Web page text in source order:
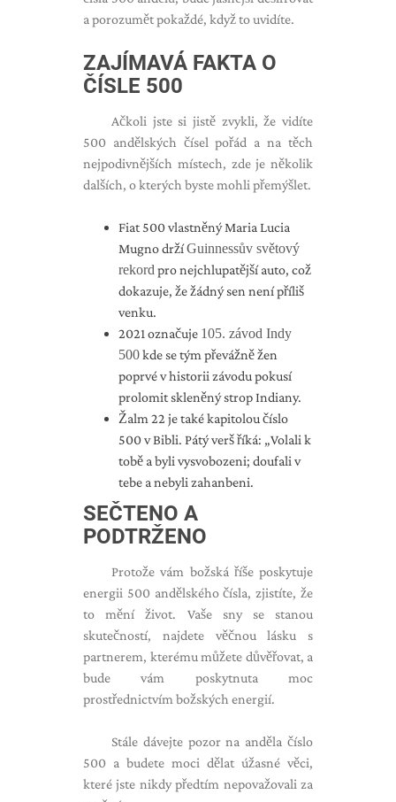
a porozumět pokaždé, když to uvidíte.
ZAJÍMAVÁ FAKTA O
ČÍSLE 500
Ačkoli jste si jistě zvykli, že vidíte
500 andělských čísel pořád a na těch
nejpodivnějších místech, zde je několik
dalších, o kterých byste mohli přemýšlet.
Fiat 500 vlastněný Maria Lucia
Mugno držíGuinnessův světový
rekord pro nejchlupatější auto, což
dokazuje, že žádný sen není příliš
venku.
2021 označuje 105. závod Indy
500kde se tým převážně žen
poprvé v historii závodu pokusí
prolomit skleněný strop Indiany.
Žalm 22 je také kapitolou číslo
500 v Bibli. Pátý verš říká: „Volali k
tobě a byli vysvobozeni; doufali v
tebe a nebyli zahanbeni.
SEČTENO A
PODTRŽENO
Protože vám božská říše poskytuje
energii 500 andělského čísla, zjistíte, že
to mění život. Vaše sny se stanou
skutečností, najdete věčnou lásku s
partnerem, kterému můžete důvěřovat, a
bude vám poskytnuta moc
prostřednictvím božských energií.
Stále dávejte pozor na anděla číslo
500 a budete moci dělat úžasné věci,
které jste nikdy předtím nepovažovali za